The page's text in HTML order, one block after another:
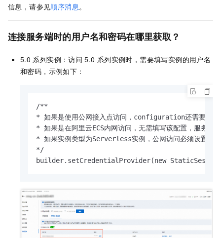
信息，请参见顺序消息 。
连接服务端时的用户名和密码在哪里获取？
5.0 系列实例：访问 5.0 系列实例时，需要填写实例的用户名
和密码，示例如下：
/**
* 如果是使用公网接入点访问，configuration还需要设置
* 如果是在阿里云ECS内网访问，无需填写该配置，服务端
* 如果实例类型为Serverless实例，公网访问必须设置实
*/
builder.setCredentialProvider(new